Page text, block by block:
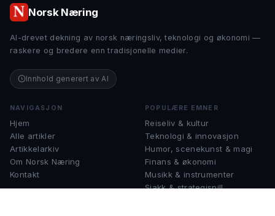
Norsk Næring
AI-drevet dekning av norsk næringsliv, teknologi og økonomi —
raskere og bredere enn tradisjonelle medier.
Innhold generert av AI
NAVIGASJON
Hjem
Alle artikler
Artikkelarkiv
Om Norsk Næring
Kontakt
POPULÆRE EMNER
Reiseliv & kultur
Teknologi & innovasjon
Humor, scenekunst & magi
Finans & økonomi
Musikk & instrumenter
Sjakk & strategispill